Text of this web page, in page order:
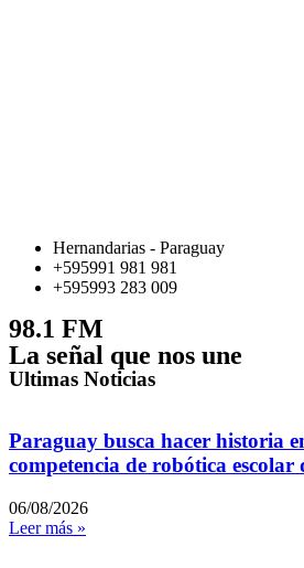
Hernandarias - Paraguay
+595991 981 981
+595993 283 009
98.1 FM
La señal que nos une
Ultimas Noticias
Paraguay busca hacer historia
competencia de robótica escolar
06/08/2026
Leer más »